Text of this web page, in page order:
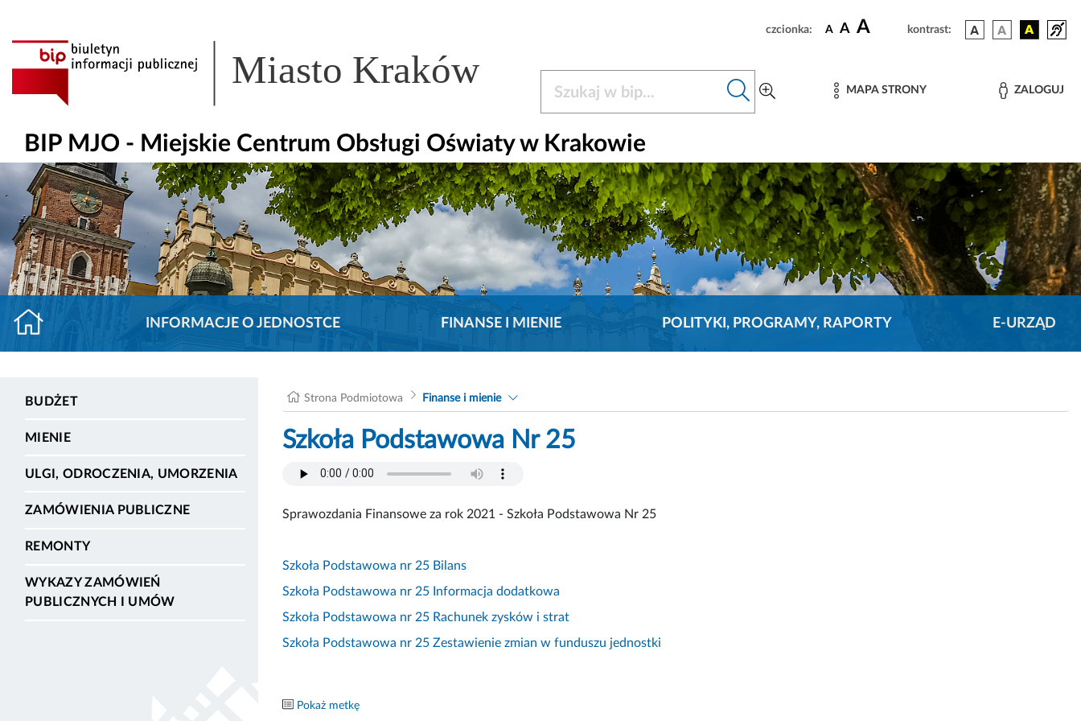
czcionka: A A A kontrast:
Miasto Kraków MAPA STRONY ZALOGUJ
BIP MJO - Miejskie Centrum Obsługi Oświaty w Krakowie
INFORMACJE O JEDNOSTCE FINANSE I MIENIE POLITYKI, PROGRAMY, RAPORTY E-URZĄD
BUDŻET
MIENIE
ULGI, ODROCZENIA, UMORZENIA
ZAMÓWIENIA PUBLICZNE
REMONTY
WYKAZY ZAMÓWIEŃ
PUBLICZNYCH I UMÓW
Strona Podmiotowa Finanse i mienie
Szkoła Podstawowa Nr 25
Sprawozdania Finansowe za rok 2021 - Szkoła Podstawowa Nr 25
Szkoła Podstawowa nr 25 Bilans
Szkoła Podstawowa nr 25 Informacja dodatkowa
Szkoła Podstawowa nr 25 Rachunek zysków i strat
Szkoła Podstawowa nr 25 Zestawienie zmian w funduszu jednostki
Pokaż metkę